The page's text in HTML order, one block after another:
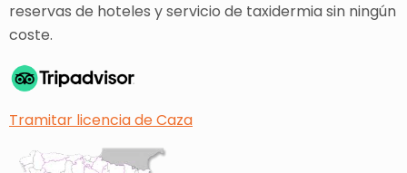
reservas de hoteles y servicio de taxidermia sin ningún
coste.
Tramitar licencia de Caza